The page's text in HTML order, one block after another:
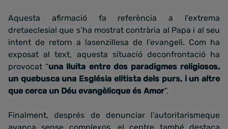
Aquesta afirmació fa referència a l’extrema
dretaeclesial que s’ha mostrat contrària al Papa i al seu
intent de retorn a lasenzillesa de l’evangeli. Com ha
exposat al text, aquesta situació deconfrontació ha
provocat “una lluita entre dos paradigmes religiosos,
un quebusca una Església elitista dels purs, i un altre
que cerca un Déu evangèlicque és Amor”.
Finalment, després de denunciar l’autoritarismeque